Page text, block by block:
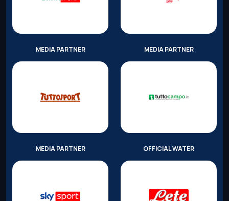
MEDIA PARTNER MEDIA PARTNER
MEDIA PARTNER OFFICIAL WATER